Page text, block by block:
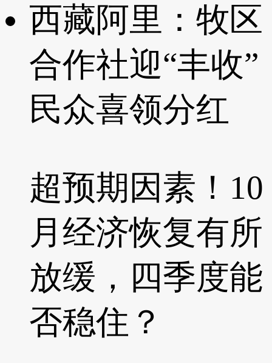
西藏阿里：牧区
合作社迎“丰收”
民众喜领分红
超预期因素！10
月经济恢复有所
放缓，四季度能
否稳住？